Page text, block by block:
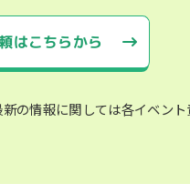
はこちらから
の情報に関しては各イベン